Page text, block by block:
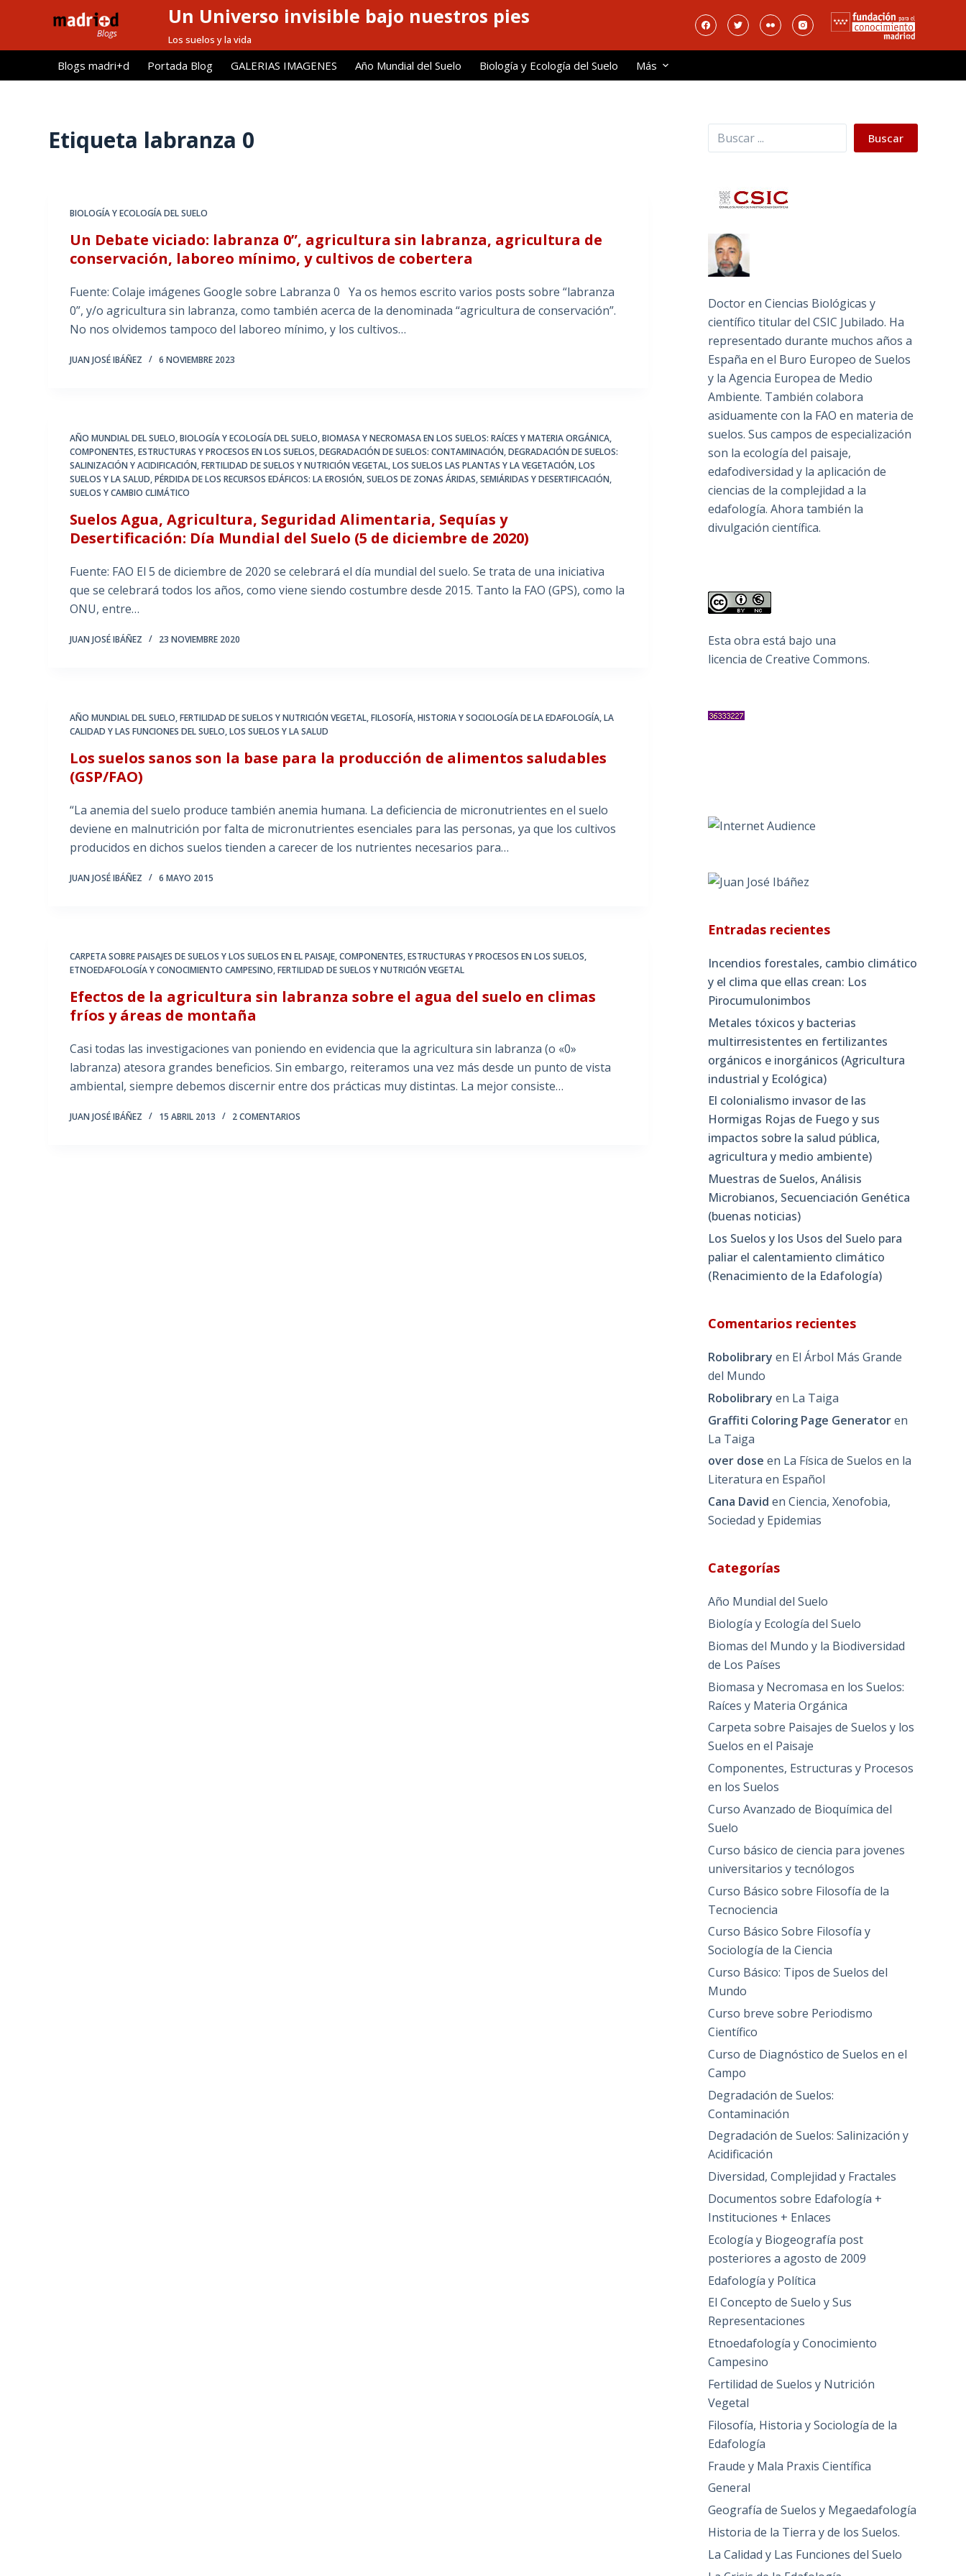
l
Un Universo invisible bajo nuestros pies
Los suelos y la vida
Blogs madri+d Portada Blog GALERIAS IMAGENES Año Mundial del Suelo Biología y Ecología del Suelo Más
Etiqueta labranza 0
BIOLOGÍA Y ECOLOGÍA DEL SUELO
Un Debate viciado: labranza 0”, agricultura sin labranza, agricultura de
conservación, laboreo mínimo, y cultivos de cobertera
Fuente: Colaje imágenes Google sobre Labranza 0 Ya os hemos escrito varios posts sobre “labranza
0”, y/o agricultura sin labranza, como también acerca de la denominada “agricultura de conservación”.
No nos olvidemos tampoco del laboreo mínimo, y los cultivos…
JUAN JOSÉ IBÁÑEZ 6 NOVIEMBRE 2023
AÑO MUNDIAL DEL SUELO,BIOLOGÍA Y ECOLOGÍA DEL SUELO,BIOMASA Y NECROMASA EN LOS SUELOS: RAÍCES Y MATERIA ORGÁNICA,
COMPONENTES, ESTRUCTURAS Y PROCESOS EN LOS SUELOS,DEGRADACIÓN DE SUELOS: CONTAMINACIÓN,DEGRADACIÓN DE SUELOS:
SALINIZACIÓN Y ACIDIFICACIÓN,FERTILIDAD DE SUELOS Y NUTRICIÓN VEGETAL,LOS SUELOS LAS PLANTAS Y LA VEGETACIÓN,LOS
SUELOS Y LA SALUD,PÉRDIDA DE LOS RECURSOS EDÁFICOS: LA EROSIÓN,SUELOS DE ZONAS ÁRIDAS, SEMIÁRIDAS Y DESERTIFICACIÓN,
SUELOS Y CAMBIO CLIMÁTICO
Suelos Agua, Agricultura, Seguridad Alimentaria, Sequías y
Desertificación: Día Mundial del Suelo (5 de diciembre de 2020)
Fuente: FAO El 5 de diciembre de 2020 se celebrará el día mundial del suelo. Se trata de una iniciativa
que se celebrará todos los años, como viene siendo costumbre desde 2015. Tanto la FAO (GPS), como la
ONU, entre…
JUAN JOSÉ IBÁÑEZ 23 NOVIEMBRE 2020
AÑO MUNDIAL DEL SUELO,FERTILIDAD DE SUELOS Y NUTRICIÓN VEGETAL,FILOSOFÍA, HISTORIA Y SOCIOLOGÍA DE LA EDAFOLOGÍA,LA
CALIDAD Y LAS FUNCIONES DEL SUELO,LOS SUELOS Y LA SALUD
Los suelos sanos son la base para la producción de alimentos saludables
(GSP/FAO)
“La anemia del suelo produce también anemia humana. La deficiencia de micronutrientes en el suelo
deviene en malnutrición por falta de micronutrientes esenciales para las personas, ya que los cultivos
producidos en dichos suelos tienden a carecer de los nutrientes necesarios para…
JUAN JOSÉ IBÁÑEZ 6 MAYO 2015
CARPETA SOBRE PAISAJES DE SUELOS Y LOS SUELOS EN EL PAISAJE,COMPONENTES, ESTRUCTURAS Y PROCESOS EN LOS SUELOS,
ETNOEDAFOLOGÍA Y CONOCIMIENTO CAMPESINO,FERTILIDAD DE SUELOS Y NUTRICIÓN VEGETAL
Efectos de la agricultura sin labranza sobre el agua del suelo en climas
fríos y áreas de montaña
Casi todas las investigaciones van poniendo en evidencia que la agricultura sin labranza (o «0»
labranza) atesora grandes beneficios. Sin embargo, reiteramos una vez más desde un punto de vista
ambiental, siempre debemos discernir entre dos prácticas muy distintas. La mejor consiste…
JUAN JOSÉ IBÁÑEZ 15 ABRIL 2013 2 COMENTARIOS
Buscar Buscar
Doctor en Ciencias Biológicas y
científico titular del CSIC Jubilado. Ha
representado durante muchos años a
España en el Buro Europeo de Suelos
y la Agencia Europea de Medio
Ambiente. También colabora
asiduamente con la FAO en materia de
suelos. Sus campos de especialización
son la ecología del paisaje,
edafodiversidad y la aplicación de
ciencias de la complejidad a la
edafología. Ahora también la
divulgación científica.
Esta obra está bajo una
licencia de Creative Commons.
Entradas recientes
Incendios forestales, cambio climático
y el clima que ellas crean: Los
Pirocumulonimbos
Metales tóxicos y bacterias
multirresistentes en fertilizantes
orgánicos e inorgánicos (Agricultura
industrial y Ecológica)
El colonialismo invasor de las
Hormigas Rojas de Fuego y sus
impactos sobre la salud pública,
agricultura y medio ambiente)
Muestras de Suelos, Análisis
Microbianos, Secuenciación Genética
(buenas noticias)
Los Suelos y los Usos del Suelo para
paliar el calentamiento climático
(Renacimiento de la Edafología)
Comentarios recientes
Robolibrary en El Árbol Más Grande
del Mundo
Robolibrary en La Taiga
Graffiti Coloring Page Generatoren
La Taiga
over dose en La Física de Suelos en la
Literatura en Español
Cana David enCiencia, Xenofobia,
Sociedad y Epidemias
Categorías
Año Mundial del Suelo
Biología y Ecología del Suelo
Biomas del Mundo y la Biodiversidad
de Los Países
Biomasa y Necromasa en los Suelos:
Raíces y Materia Orgánica
Carpeta sobre Paisajes de Suelos y los
Suelos en el Paisaje
Componentes, Estructuras y Procesos
en los Suelos
Curso Avanzado de Bioquímica del
Suelo
Curso básico de ciencia para jovenes
universitarios y tecnólogos
Curso Básico sobre Filosofía de la
Tecnociencia
Curso Básico Sobre Filosofía y
Sociología de la Ciencia
Curso Básico: Tipos de Suelos del
Mundo
Curso breve sobre Periodismo
Científico
Curso de Diagnóstico de Suelos en el
Campo
Degradación de Suelos:
Contaminación
Degradación de Suelos: Salinización y
Acidificación
Diversidad, Complejidad y Fractales
Documentos sobre Edafología +
Instituciones + Enlaces
Ecología y Biogeografía post
posteriores a agosto de 2009
Edafología y Política
El Concepto de Suelo y Sus
Representaciones
Etnoedafología y Conocimiento
Campesino
Fertilidad de Suelos y Nutrición
Vegetal
Filosofía, Historia y Sociología de la
Edafología
Fraude y Mala Praxis Científica
General
Geografía de Suelos y Megaedafología
Historia de la Tierra y de los Suelos.
La Calidad y Las Funciones del Suelo